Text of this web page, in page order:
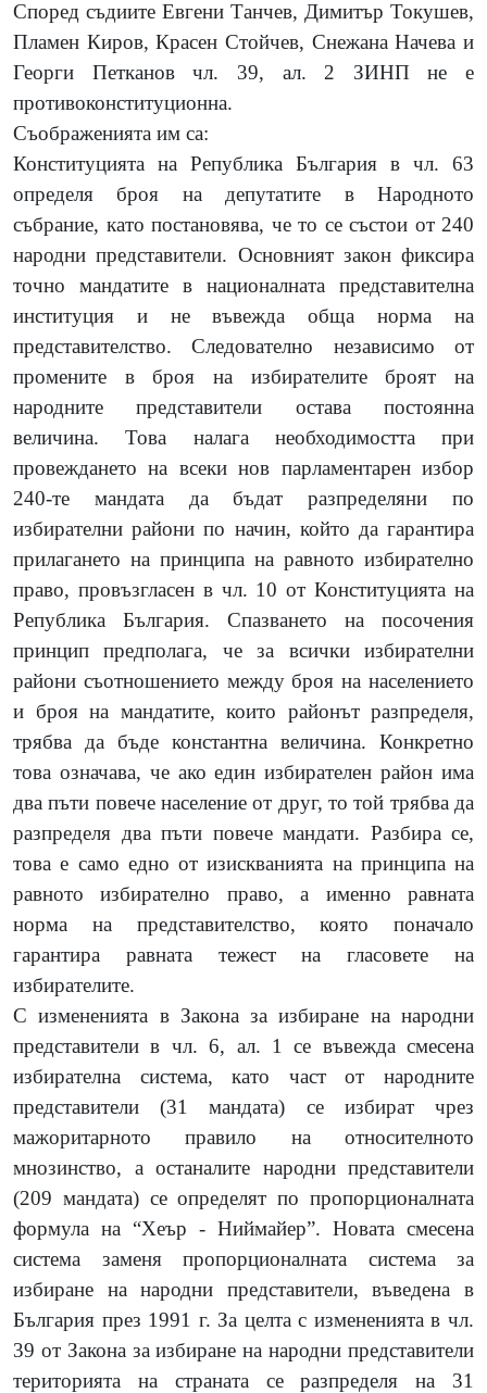
Според съдиите Евгени Танчев, Димитър Токушев,
Пламен Киров, Красен Стойчев, Снежана Начева и
Георги Петканов чл. 39, ал. 2 ЗИНП не е
противоконституционна.
Съображенията им са:
Конституцията на Република България в чл. 63
определя броя на депутатите в Народното
събрание, като постановява, че то се състои от 240
народни представители. Основният закон фиксира
точно мандатите в националната представителна
институция и не въвежда обща норма на
представителство. Следователно независимо от
промените в броя на избирателите броят на
народните представители остава постоянна
величина. Това налага необходимостта при
провеждането на всеки нов парламентарен избор
240-те мандата да бъдат разпределяни по
избирателни райони по начин, който да гарантира
прилагането на принципа на равното избирателно
право, провъзгласен в чл. 10 от Конституцията на
Република България. Спазването на посочения
принцип предполага, че за всички избирателни
райони съотношението между броя на населението
и броя на мандатите, които районът разпределя,
трябва да бъде константна величина. Конкретно
това означава, че ако един избирателен район има
два пъти повече население от друг, то той трябва да
разпределя два пъти повече мандати. Разбира се,
това е само едно от изискванията на принципа на
равното избирателно право, а именно равната
норма на представителство, която поначало
гарантира равната тежест на гласовете на
избирателите.
С измененията в Закона за избиране на народни
представители в чл. 6, ал. 1 се въвежда смесена
избирателна система, като част от народните
представители (31 мандата) се избират чрез
мажоритарното правило на относителното
мнозинство, а останалите народни представители
(209 мандата) се определят по пропорционалната
формула на “Хеър - Ниймайер”. Новата смесена
система заменя пропорционалната система за
избиране на народни представители, въведена в
България през 1991 г. За целта с измененията в чл.
39 от Закона за избиране на народни представители
територията на страната се разпределя на 31